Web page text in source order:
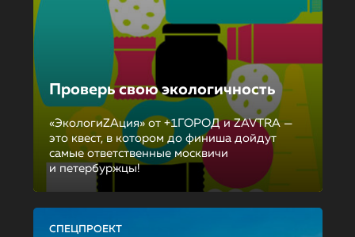
Проверь свою экологичность
«ЭкологиZAция» от +1ГОРОД и ZAVTRA —
это квест, в котором до финиша дойдут
самые ответственные москвичи
и петербуржцы!
СПЕЦПРОЕКТ